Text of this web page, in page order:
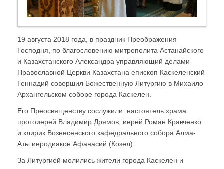
19 августа 2018 года, в праздник Преображения
Господня, по благословению митрополита Астанайского
и Казахстанского Александра управляющий делами
Православной Церкви Казахстана епископ Каскеленский
Геннадий совершил Божественную Литургию в Михаило-
Архангельском соборе города Каскелен.
Его Преосвященству сослужили: настоятель храма
протоиерей Владимир Дрямов, иерей Роман Кравченко
и клирик Вознесенского кафедрального собора Алма-
Аты иеродиакон Афанасий (Козел).
За Литургией молились жители города Каскелен и